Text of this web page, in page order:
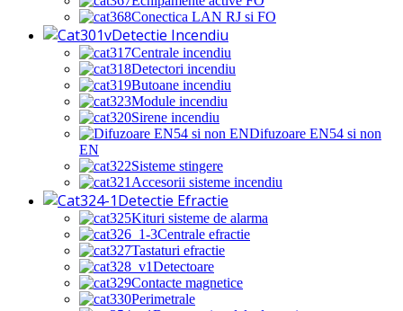
Conectica LAN RJ si FO
Detectie Incendiu
Centrale incendiu
Detectori incendiu
Butoane incendiu
Module incendiu
Sirene incendiu
Difuzoare EN54 si non
EN
Sisteme stingere
Accesorii sisteme incendiu
Detectie Efractie
Kituri sisteme de alarma
Centrale efractie
Tastaturi efractie
Detectoare
Contacte magnetice
Perimetrale